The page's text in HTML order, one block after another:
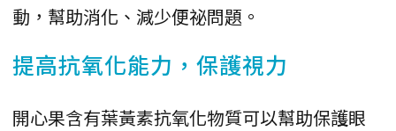
動，幫助消化、減少便祕問題。
提高抗氧化能力，保護視力
開心果含有葉黃素抗氧化物質可以幫助保護眼